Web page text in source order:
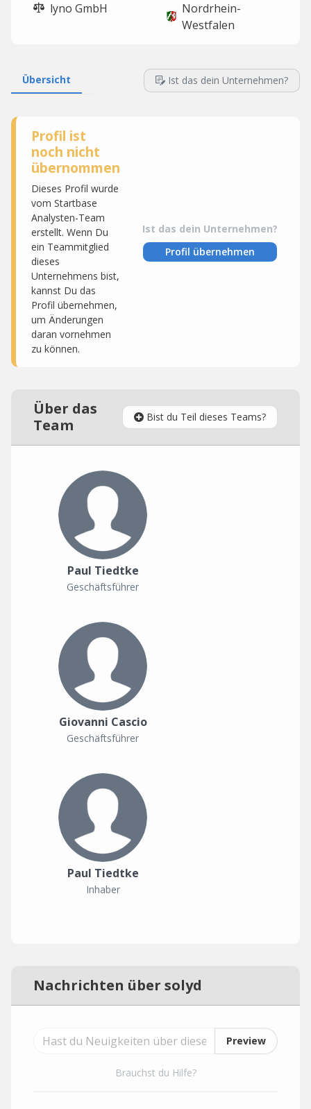
lyno GmbH
Nordrhein-
Westfalen
Übersicht Ist das dein Unternehmen?
Profil ist
noch nicht
übernommen
Dieses Profil wurde
vom Startbase
Analysten-Team
erstellt. Wenn Du
ein Teammitglied
dieses
Unternehmens bist,
kannst Du das
Profil übernehmen,
um Änderungen
daran vornehmen
zu können.
Ist das dein Unternehmen?
Profil übernehmen
Über das
Team
Bist du Teil dieses Teams?
Paul Tiedtke
Geschäftsführer
Giovanni Cascio
Geschäftsführer
Paul Tiedtke
Inhaber
Nachrichten über solyd
Preview
Brauchst du Hilfe?